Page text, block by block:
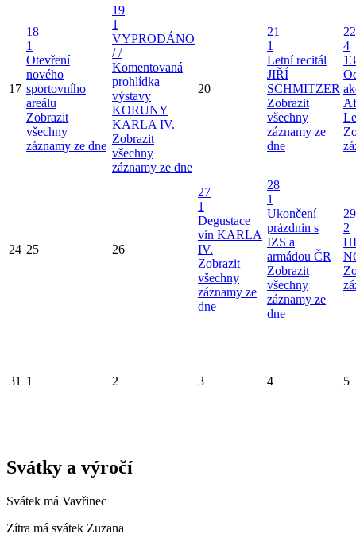
17
18
1
Otevření
nového
sportovního
areálu
Zobrazit
všechny
záznamy ze dne
19
1
VYPRODÁNO
/ /
Komentovaná
prohlídka
výstavy
KORUNY
KARLA IV.
Zobrazit
všechny
záznamy ze dne
20
21
1
Letní recitál
JIŘÍ
SCHMITZER
Zobrazit
všechny
záznamy ze
dne
22
4
24 25 26
27
1
Degustace
vín KARLA
IV.
Zobrazit
všechny
záznamy ze
dne
28
1
Ukončení
prázdnin s
IZS a
armádou ČR
Zobrazit
všechny
záznamy ze
dne
29
2
31 1 2 3 4 5
Svátky a výročí
Svátek má Vavřinec
Zítra má svátek Zuzana